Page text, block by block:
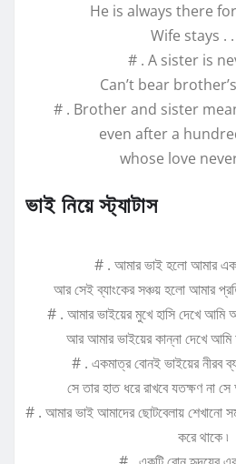
He is always there
Wife stays . .
# . A sister is
Can’t bear
# . Brother and sister
even after a
whose love
ভাই নিয়ে স্ট্যাটাস
# . আমার ভাই হলো আমার
আর সেই ব্যাংকের সঞ্চয় হলো আমার
# . আমার ভাইয়ের মুখে হাসি দেখে আমি
আর আমার ভাইয়ের কান্না দেখে আমি
# . একমাত্র বোনই ভাইয়ের নীরব
সে তার হাত ধরে রাখবে যতক্ষণ না
# . আমার ভাই আমাদের ছোটবেলায় শেখানো
করে থাকে ৷